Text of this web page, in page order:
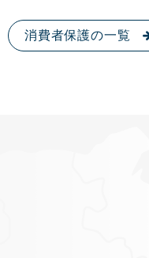
消費者保護の一覧